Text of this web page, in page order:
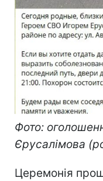
Фото:
Єрусалімова
Церемонія